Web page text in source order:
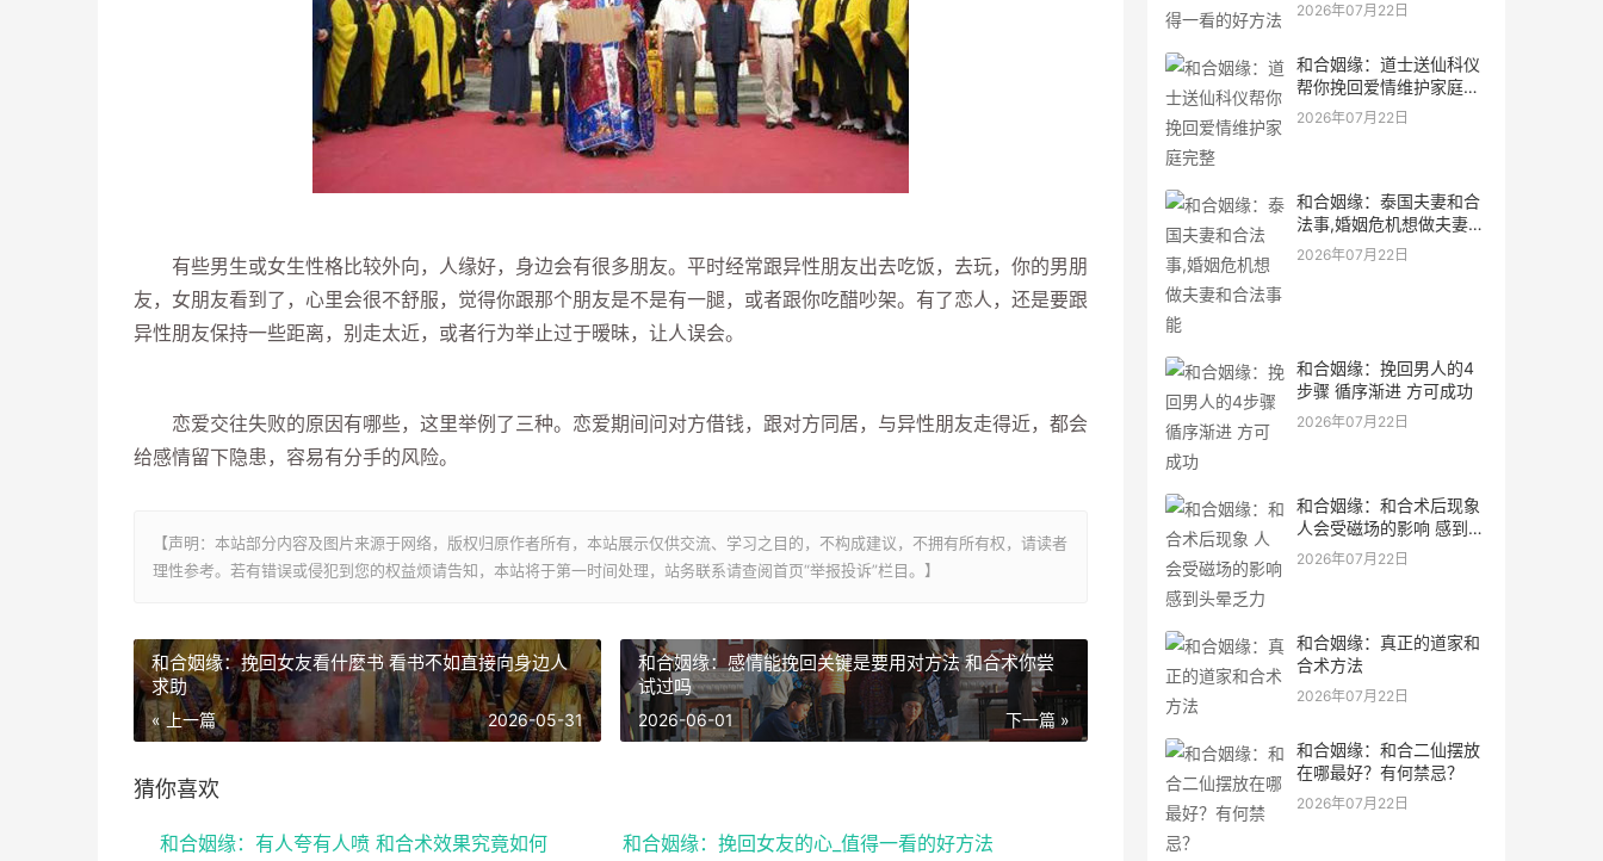
有些男生或女生性格比较外向，人缘好，身边会有很多朋友。平时经常跟异性朋友出去吃饭，去玩，你的男朋
友，女朋友看到了，心里会很不舒服，觉得你跟那个朋友是不是有一腿，或者跟你吃醋吵架。有了恋人，还是要跟
异性朋友保持一些距离，别走太近，或者行为举止过于暧昧，让人误会。
恋爱交往失败的原因有哪些，这里举例了三种。恋爱期间问对方借钱，跟对方同居，与异性朋友走得近，都会
给感情留下隐患，容易有分手的风险。
【声明：本站部分内容及图片来源于网络，版权归原作者所有，本站展示仅供交流、学习之目的，不构成建议，不拥有所有权，请读者
理性参考。若有错误或侵犯到您的权益烦请告知，本站将于第一时间处理，站务联系请查阅首页“举报投诉”栏目。】
和合姻缘：挽回女友看什麼书 看书不如直接向身边人
求助
« 上一篇 2026-05-31
和合姻缘：感情能挽回关键是要用对方法 和合术你尝
试过吗
下一篇 »
2026-06-01
猜你喜欢
和合姻缘：有人夸有人喷 和合术效果究竟如何
和合姻缘：挽回女友的心_值得一看的好方法
2026年07月22日
和合姻缘：道士送仙科仪
帮你挽回爱情维护家庭完
整
2026年07月22日
和合姻缘：泰国夫妻和合
法事,婚姻危机想做夫妻和
合法事能
2026年07月22日
和合姻缘：挽回男人的4
步骤 循序渐进 方可成功
2026年07月22日
和合姻缘：和合术后现象
人会受磁场的影响 感到头
晕乏力
2026年07月22日
和合姻缘：真正的道家和
合术方法
2026年07月22日
和合姻缘：和合二仙摆放
在哪最好？有何禁忌？
2026年07月22日